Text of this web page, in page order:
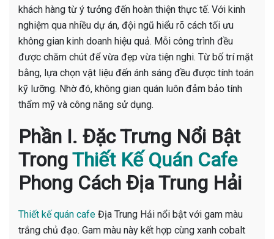
khách hàng từ ý tưởng đến hoàn thiện thực tế. Với kinh
nghiệm qua nhiều dự án, đội ngũ hiểu rõ cách tối ưu
không gian kinh doanh hiệu quả. Mỗi công trình đều
được chăm chút để vừa đẹp vừa tiện nghi. Từ bố trí mặt
bằng, lựa chọn vật liệu đến ánh sáng đều được tính toán
kỹ lưỡng. Nhờ đó, không gian quán luôn đảm bảo tính
thẩm mỹ và công năng sử dụng.
Phần I. Đặc Trưng Nổi Bật
TrongThiết Kế Quán Cafe
Phong Cách Địa Trung Hải
Thiết kế quán cafe Địa Trung Hải nổi bật với gam màu
trắng chủ đạo. Gam màu này kết hợp cùng xanh cobalt